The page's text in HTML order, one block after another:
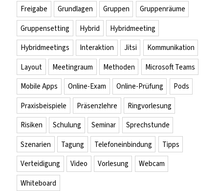
Freigabe
Grundlagen Gruppen
Gruppenräume
Gruppensetting
Hybrid
Hybridmeeting
Hybridmeetings
Interaktion Jitsi
Kommunikation
Layout
Meetingraum Methoden
Microsoft Teams
Mobile Apps
Online-Exam Online-Prüfung
Pods
Praxisbeispiele
Präsenzlehre
Ringvorlesung
Risiken
Schulung Seminar
Sprechstunde
Szenarien
Tagung Telefoneinbindung
Tipps
Verteidigung
Video Vorlesung
Webcam
Whiteboard